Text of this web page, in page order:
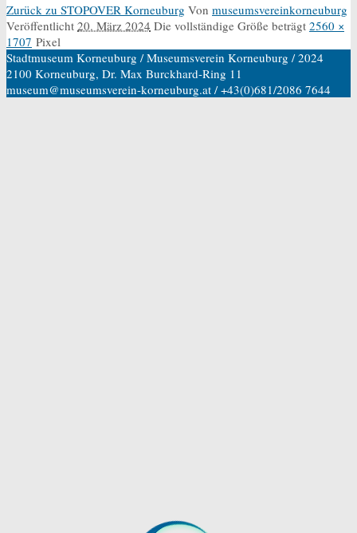
Zurück zu STOPOVER Korneuburg Von museumsvereinkorneuburg
Veröffentlicht 20. März 2024 Die vollständige Größe beträgt 2560 ×
1707 Pixel
Stadtmuseum Korneuburg / Museumsverein Korneuburg / 2024
2100 Korneuburg, Dr. Max Burckhard-Ring 11
museum@museumsverein-korneuburg.at / +43(0)681/2086 7644